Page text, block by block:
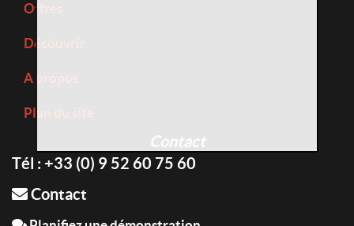
Offres
Découvrir
A propos
Plan du site
Contact
Tél : +33 (0) 9 52 60 75 60
Contact